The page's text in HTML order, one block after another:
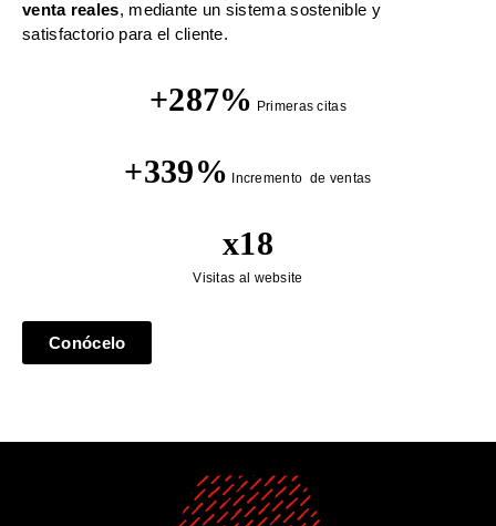
venta reales, mediante un sistema sostenible y
satisfactorio para el cliente.
+287% Primeras citas
+339% Incremento de ventas
x18
Visitas al website
Conócelo